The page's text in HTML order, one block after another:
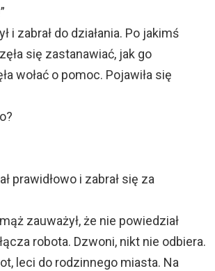
i zabrał do działania. Po jakimś
się zastanawiać, jak go
wołać o pomoc. Pojawiła się
prawidłowo i zabrał się za
zauważył, że nie powiedział
robota. Dzwoni, nikt nie odbiera.
leci do rodzinnego miasta. Na